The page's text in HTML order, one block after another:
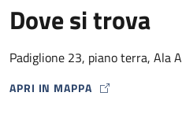
Dove si trova
Padiglione 23, piano terra, Ala A
APRI IN MAPPA
MAP ICON